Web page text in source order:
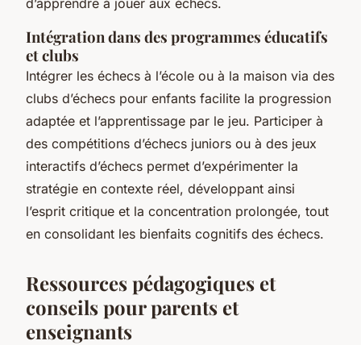
Intégration dans des programmes éducatifs
et clubs
Intégrer les échecs à l’école ou à la maison via des
clubs d’échecs pour enfants facilite la progression
adaptée et l’apprentissage par le jeu. Participer à
des compétitions d’échecs juniors ou à des jeux
interactifs d’échecs permet d’expérimenter la
stratégie en contexte réel, développant ainsi
l’esprit critique et la concentration prolongée, tout
en consolidant les bienfaits cognitifs des échecs.
Ressources pédagogiques et
conseils pour parents et
enseignants